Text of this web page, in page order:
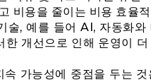
비용을 줄이는 비용 효율
술, 예를 들어 AI, 자동화
한 개선으로 인해 운영이
속 가능성에 중점을 두는